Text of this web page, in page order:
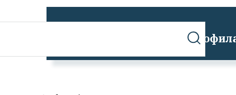
Успешно излязохте от